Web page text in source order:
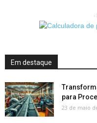
-
Em destaque
para
23 de maio